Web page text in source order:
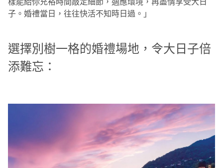
子。婚禮當日，往往快活不知時日過。」
選擇別樹一格的婚禮場地，令大日子倍
添難忘：